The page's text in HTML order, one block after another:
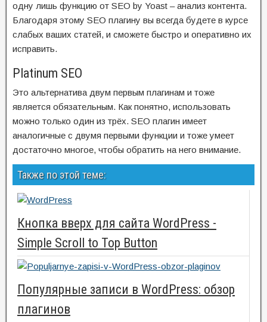
одну лишь функцию от SEO by Yoast – анализ контента.
Благодаря этому SEO плагину вы всегда будете в курсе
слабых ваших статей, и сможете быстро и оперативно их
исправить.
Platinum SEO
Это альтернатива двум первым плагинам и тоже
является обязательным. Как понятно, использовать
можно только один из трёх. SEO плагин имеет
аналогичные с двумя первыми функции и тоже умеет
достаточно многое, чтобы обратить на него внимание.
Также по этой теме:
Кнопка вверх для сайта WordPress -
Simple Scroll to Top Button
Популярные записи в WordPress: обзор
плагинов